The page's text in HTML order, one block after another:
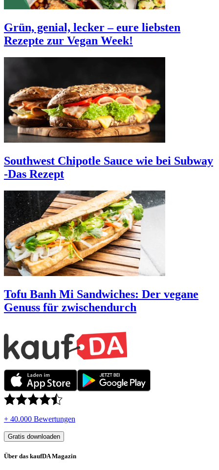
Grün, genial, lecker – eure liebsten
Rezepte zur Vegan Week!
Southwest Chipotle Sauce wie bei Subway
-Das Rezept
Tofu Banh Mi Sandwiches: Der vegane
Genuss für zwischendurch
+ 40.000 Bewertungen
Gratis downloaden
Über das kaufDA Magazin